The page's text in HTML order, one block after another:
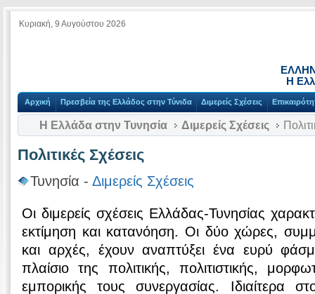
Κυριακή, 9 Αυγούστου 2026
Η
Αρχική Πρεσβεία της Ελλάδος στην Τύνιδα Διμερείς Σχέσεις
Η Ελλάδα στην Τυνησία Διμερείς Σχέσεις
Πολιτικές Σχέσεις
Τυνησία - Διμερείς Σχέσεις
Οι διμερείς σχέσεις Ελλάδας-Τυνησίας
εκτίμηση και κατανόηση. Οι δύο χώρες,
και αρχές, έχουν αναπτύξει ένα ευρύ
πλαίσιο της πολιτικής, πολιτιστικής,
εμπορικής τους συνεργασίας. Ιδιαίτερα